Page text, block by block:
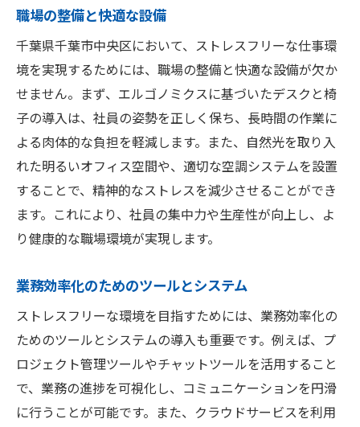
エルゴノミクスを考慮した家具選び
多様な働き方を支援する制度
共用スペースの活用方法
プライバシーを確保するための工夫
ストレスフリーな環境を構築するための最新技
術の導入
AIとRPAによる業務効率化
ウェアラブルデバイスでの健康管理
バーチャルリアリティ（VR）の活用
自動化されたオフィス設備
テクノロジーによるコミュニケーション支
援
社員間のコミュニケーションがストレス軽減に
与える影響
チームビルディング活動の重要性
職場の整備と快適な設備
千葉県千葉市中央区において、ストレスフリーな仕事環
境を実現するためには、職場の整備と快適な設備が欠か
せません。まず、エルゴノミクスに基づいたデスクと椅
子の導入は、社員の姿勢を正しく保ち、長時間の作業に
よる肉体的な負担を軽減します。また、自然光を取り入
れた明るいオフィス空間や、適切な空調システムを設置
することで、精神的なストレスを減少させることができ
ます。これにより、社員の集中力や生産性が向上し、よ
り健康的な職場環境が実現します。
業務効率化のためのツールとシステム
ストレスフリーな環境を目指すためには、業務効率化の
ためのツールとシステムの導入も重要です。例えば、プ
ロジェクト管理ツールやチャットツールを活用すること
で、業務の進捗を可視化し、コミュニケーションを円滑
に行うことが可能です。また、クラウドサービスを利用